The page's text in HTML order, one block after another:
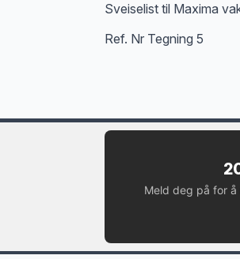
Sveiselist til Maxima
Ref. Nr Tegning 5
Meld deg på for